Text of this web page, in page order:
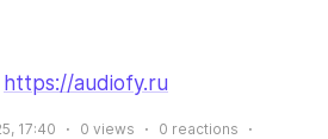
https://audiofy.ru
17:40 0 views 0 reactions